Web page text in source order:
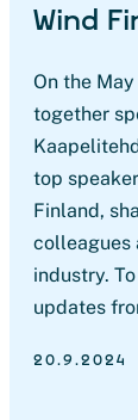
Wind
On the
together
top
Finland,
colleagues
industry.
updates
20.9.2024